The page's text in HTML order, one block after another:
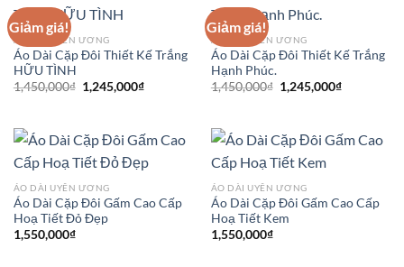
Giảm giá!
ÁO DÀI UYÊN ƯƠNG
Áo Dài Cặp Đôi Thiết Kế Trắng
HỮU TÌNH
1,450,000₫ Giá
gốc
1,245,000₫Giá
1,245,000₫.
Giảm giá!
ÁO DÀI UYÊN ƯƠNG
Áo Dài Cặp Đôi Thiết Kế Trắng
Hạnh Phúc.
1,450,000₫ Giá
gốc
1,245,000₫Giá
ÁO DÀI UYÊN ƯƠNG
Áo Dài Cặp Đôi Gấm Cao Cấp
Hoạ Tiết Đỏ Đẹp
1,550,000₫
ÁO DÀI UYÊN ƯƠNG
Áo Dài Cặp Đôi Gấm Cao Cấp
Hoạ Tiết Kem
1,550,000₫